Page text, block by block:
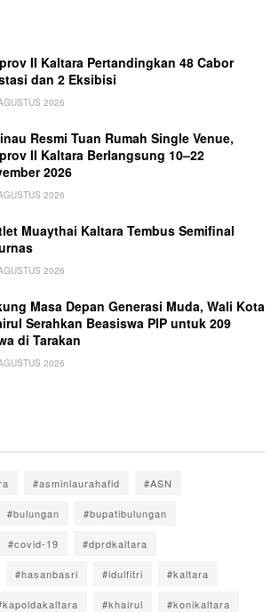
II Kaltara Pertandingkan 48 Cabor
dan 2 Eksibisi
2026
Resmi Tuan Rumah Single Venue,
II Kaltara Berlangsung 10–22
2026
2026
Muaythai Kaltara Tembus Semifinal
2026
Masa Depan Generasi Muda, Wali Kota
Serahkan Beasiswa PIP untuk 209
di Tarakan
2026
#asminlaurahafid #ASN
#bulungan #bupatibulungan
#covid-19 #dprdkaltara
#hasanbasri #idulfitri #kaltara
#khairul #konikaltara